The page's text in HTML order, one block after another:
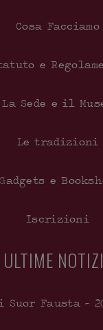
Cosa Facciamo
e
La Sede e il
Le tradizioni
Gadgets e
Iscrizioni
ULTIME
Fausta –